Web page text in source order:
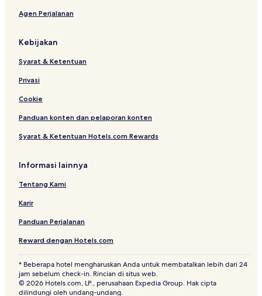
Hotel Murah dekat Regent Street
Hotel dekat Neal Street
Hotel dekat Royal Academy of Arts
Hotel dekat Teater Criterion
Hotel Mewah dekat Old Compton St
Hotel dengan Kolam Renang di Inggris
Hotel Bintang 2 di Lillington and Longmoore Gardens
Hotel Bintang 4 di Little Venice
Vila di London
Hotel dengan Dapur Kecil di London
Rumah Penginapan di Regent Street
Hotel dengan Sarapan Gratis dekat Westbourne Grove
Hotel Mewah di London
Hotel dengan Tempat Parkir di Chalk Farm
Hotel Bisnis di Little Venice
Agen Perjalanan
Kebijakan
Syarat & Ketentuan
Privasi
Cookie
Panduan konten dan pelaporan konten
Syarat & Ketentuan Hotels.com Rewards
Informasi lainnya
Tentang Kami
Karir
Panduan Perjalanan
Reward dengan Hotels.com
* Beberapa hotel mengharuskan Anda untuk membatalkan lebih dari 24
jam sebelum check-in. Rincian di situs web.
© 2026 Hotels.com, LP., perusahaan Expedia Group. Hak cipta
dilindungi oleh undang-undang.